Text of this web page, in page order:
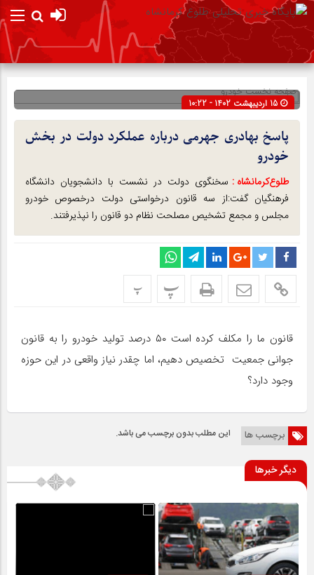
صفحه نخستخودرو
پاسخ بهادری جهرمی درباره عملکرد دولت در بخش
خودرو
طلوع‌‌کرمانشاه : سخنگوی دولت در نشست با دانشجویان دانشگاه
فرهنگیان گفت:از سه قانون درخواستی دولت درخصوص خودرو
مجلس و مجمع تشخیص مصلحت نظام دو قانون را نپذیرفتند.
پ پ
قانون ما را مکلف کرده است ۵۰ درصد تولید خودرو را به قانون
جوانی جمعیت تخصیص دهیم، اما چقدر نیاز واقعی در این حوزه
وجود دارد؟
برچسب ها این مطلب بدون برچسب می باشد.
دیگر خبرها